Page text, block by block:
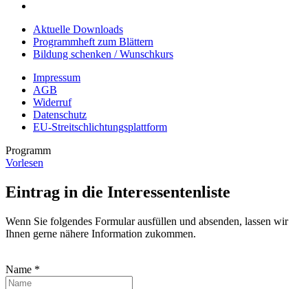
Aktuelle Downloads
Programmheft zum Blättern
Bildung schenken / Wunschkurs
Impressum
AGB
Widerruf
Datenschutz
EU-Streitschlichtungsplattform
Programm
Vorlesen
Eintrag in die Interessentenliste
Wenn Sie folgendes Formular ausfüllen und absenden, lassen wir
Ihnen gerne nähere Information zukommen.
Name *